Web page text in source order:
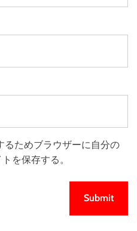
るためブラウザーに自分の
を保存する。